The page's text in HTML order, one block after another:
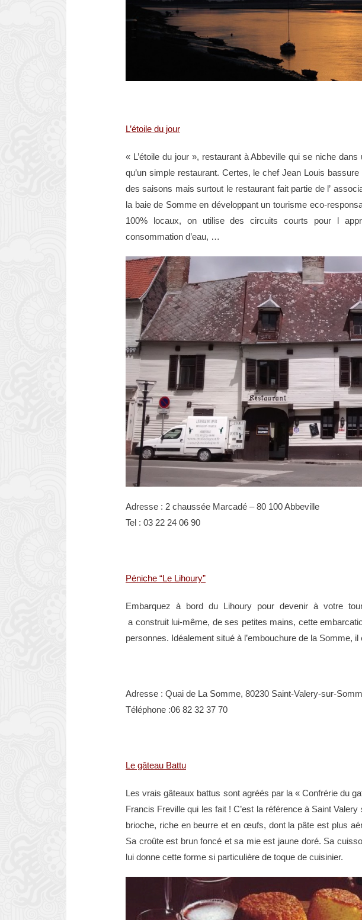
L’étoile du jour
« L’étoile du jour », restaurant à Abbeville qui se niche
qu’un simple restaurant. Certes, le chef Jean Louis
des saisons mais surtout le restaurant fait partie de l’
la baie de Somme en développant un tourisme eco-
100% locaux, on utilise des circuits courts pour l
consommation d’eau, …
Adresse : 2 chaussée Marcadé – 80 100 Abbeville
Tel : 03 22 24 06 90
Péniche “Le Lihoury”
Embarquez à bord du Lihoury pour devenir à votre
a construit lui-même, de ses petites mains, cette
personnes. Idéalement situé à l’embouchure de la Somme,
Adresse : Quai de La Somme, 80230 Saint-Valery-sur-
Téléphone :06 82 32 37 70
Le gâteau Battu
Les vrais gâteaux battus sont agréés par la « Confrérie du
Francis Freville qui les fait ! C’est la référence à Saint
brioche, riche en beurre et en œufs, dont la pâte est plus
Sa croûte est brun foncé et sa mie est jaune doré. Sa
lui donne cette forme si particulière de toque de cuisinier.